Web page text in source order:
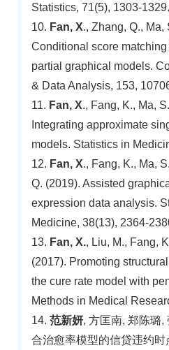
Statistics, 71(5), 1303-1329.
10. Fan, X., Zhang, Q., Ma,
Conditional score
partial graphical models.
& Data Analysis, 153,
11. Fan, X., Fang, K., Ma,
Integrating approximate
models. Statistics in
12. Fan, X., Fang, K., Ma,
Q. (2019). Assisted
expression data analysis.
Medicine, 38(13), 2364-
13. Fan, X., Liu, M., Fang,
(2017). Promoting
the cure rate model with
Methods in Medical
14. 范新妍, 方匡南, 郑陈璐,
合治愈率模型的信贷违约时